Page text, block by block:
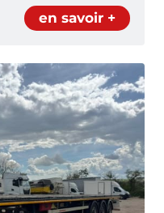
en savoir +